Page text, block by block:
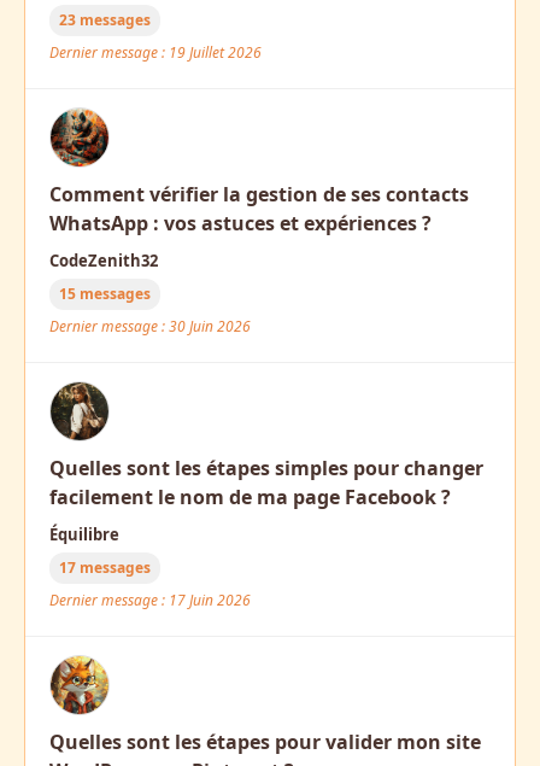
23 messages
Dernier message : 19 Juillet 2026
Comment vérifier la gestion de ses contacts
WhatsApp : vos astuces et expériences ?
CodeZenith32
15 messages
Dernier message : 30 Juin 2026
Quelles sont les étapes simples pour changer
facilement le nom de ma page Facebook ?
Équilibre
17 messages
Dernier message : 17 Juin 2026
Quelles sont les étapes pour valider mon site